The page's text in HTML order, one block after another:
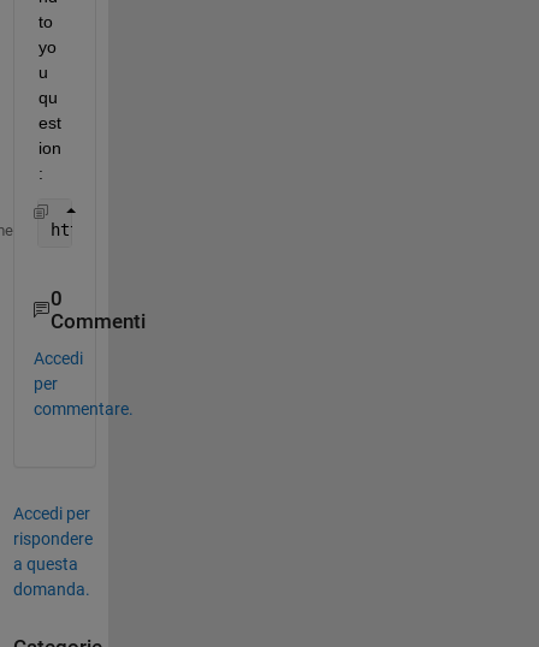
to
yo
u
qu
est
ion
:
https://www.mathworks.com/matlabcentral/
0
Commenti
Accedi
per
commentare.
Accedi per
rispondere
a questa
domanda.